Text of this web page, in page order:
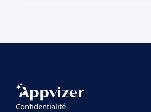
Confidentialité